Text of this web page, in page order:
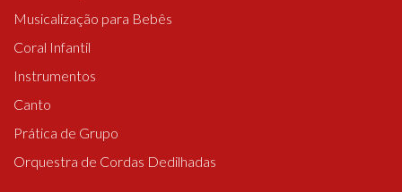
Musicalização para Bebês
Coral Infantil
Instrumentos
Canto
Prática de Grupo
Orquestra de Cordas Dedilhadas